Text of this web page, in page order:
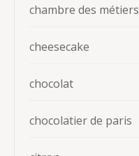
chambre des métiers
cheesecake
chocolat
chocolatier de paris